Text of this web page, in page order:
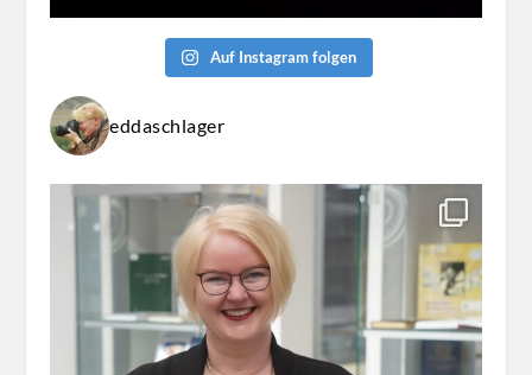
Auf Instagram folgen
eddaschlager